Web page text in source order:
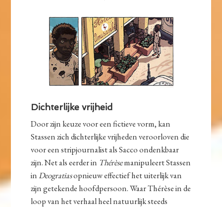
Dichterlijke vrijheid
Door zijn keuze voor een fictieve vorm, kan
Stassen zich dichterlijke vrijheden veroorloven die
voor een stripjournalist als Sacco ondenkbaar
zijn. Net als eerder in Thérèsemanipuleert Stassen
inDeogratiasopnieuw effectief het uiterlijk van
zijn getekende hoofdpersoon. Waar Thérèse in de
loop van het verhaal heel natuurlijk steeds